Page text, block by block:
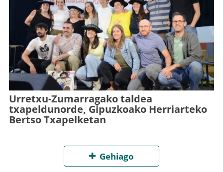
Urretxu-Zumarragako taldea
txapeldunorde, Gipuzkoako Herriarteko
Bertso Txapelketan
Gehiago